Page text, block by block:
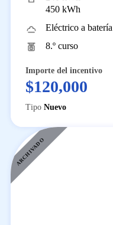
450 kWh
Eléctrico a batería
8.º curso
Importe del incentivo
$120,000
Tipo Nuevo
ARCHIVADO